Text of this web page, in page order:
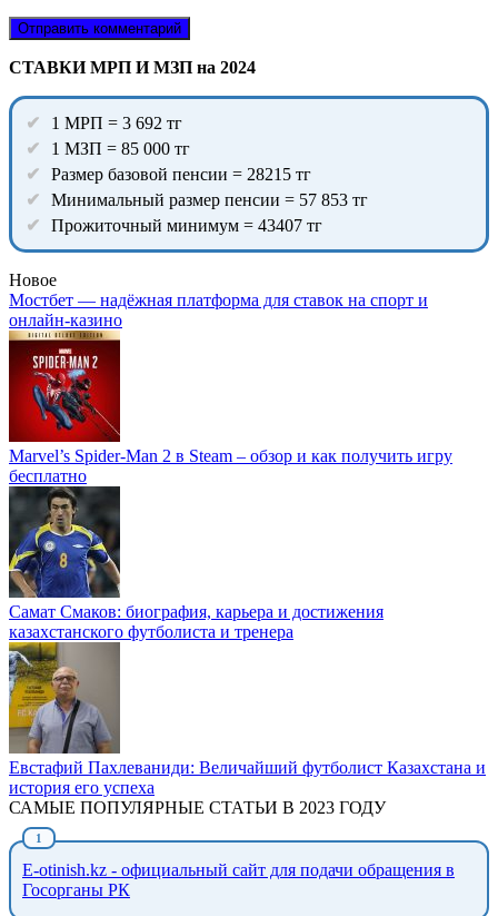
СТАВКИ МРП И МЗП на 2024
1 МРП = 3 692 тг
1 МЗП = 85 000 тг
Размер базовой пенсии = 28215 тг
Минимальный размер пенсии = 57 853 тг
Прожиточный минимум = 43407 тг
Новое
Мостбет — надёжная платформа для ставок на спорт и
онлайн-казино
Marvel’s Spider-Man 2 в Steam – обзор и как получить игру
бесплатно
Самат Смаков: биография, карьера и достижения
казахстанского футболиста и тренера
Евстафий Пахлеваниди: Величайший футболист Казахстана и
история его успеха
САМЫЕ ПОПУЛЯРНЫЕ СТАТЬИ В 2023 ГОДУ
E-otinish.kz - официальный сайт для подачи обращения в
Госорганы РК